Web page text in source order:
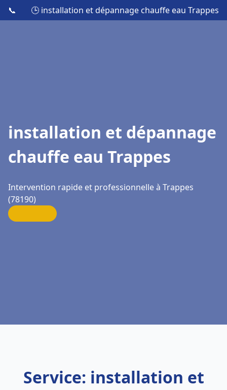
📞 🕒 installation et dépannage chauffe eau Trappes
installation et dépannage
chauffe eau Trappes
Intervention rapide et professionnelle à Trappes
(78190)
Service: installation et